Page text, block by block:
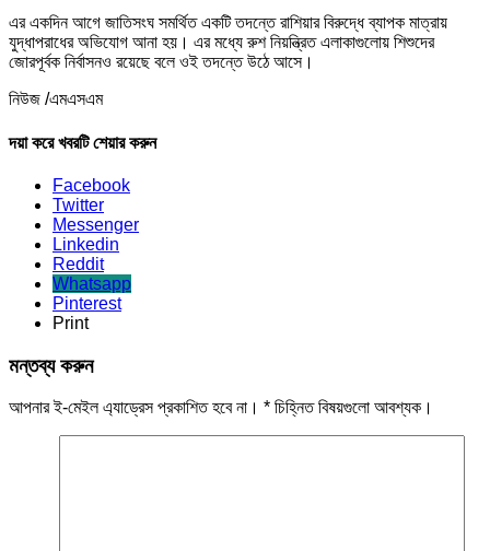
এর একদিন আগে জাতিসংঘ সমর্থিত একটি তদন্তে রাশিয়ার বিরুদ্ধে ব্যাপক মাত্রায়
যুদ্ধাপরাধের অভিযোগ আনা হয়। এর মধ্যে রুশ নিয়ন্ত্রিত এলাকাগুলোয় শিশুদের
জোরপূর্বক নির্বাসনও রয়েছে বলে ওই তদন্তে উঠে আসে।
নিউজ /এমএসএম
দয়া করে খবরটি শেয়ার করুন
Facebook
Twitter
Messenger
Linkedin
Reddit
Whatsapp
Pinterest
Print
মন্তব্য করুন
আপনার ই-মেইল এ্যাড্রেস প্রকাশিত হবে না। * চিহ্নিত বিষয়গুলো আবশ্যক।